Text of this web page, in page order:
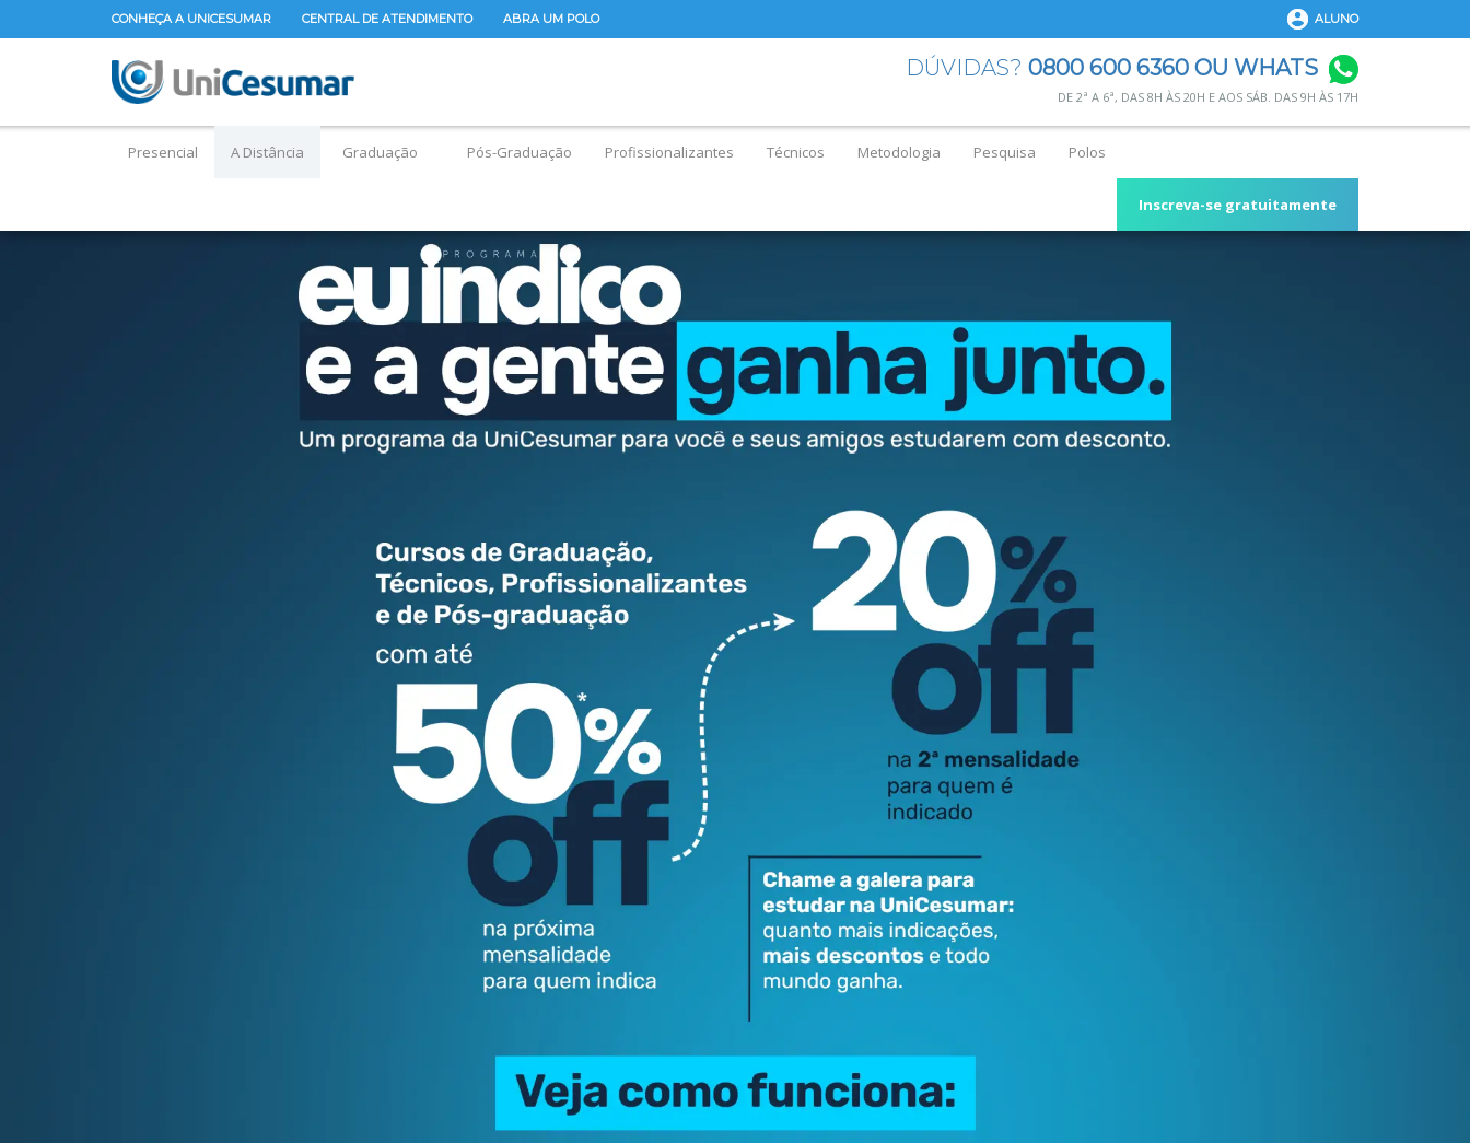
CONHEÇA A UNICESUMAR CENTRAL DE ATENDIMENTO ABRA UM POLO ALUNO
DÚVIDAS? 0800 600 6360 OU WHATS
DE 2ª A 6ª, DAS 8H ÀS 20H E AOS SÁB. DAS 9H ÀS 17H
Presencial A Distância Graduação Pós-Graduação Profissionalizantes Técnicos Metodologia Pesquisa Polos
Inscreva-se gratuitamente